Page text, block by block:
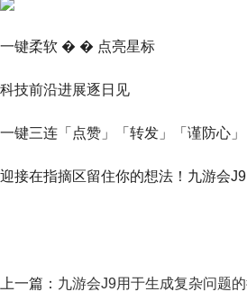
一键柔软 � � 点亮星标
科技前沿进展逐日见
一键三连「点赞」「转发」「谨防心」
迎接在指摘区留住你的想法！九游会J9
上一篇： 九游会J9用于生成复杂问题